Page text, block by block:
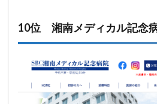
10位 湘南メディカル記念